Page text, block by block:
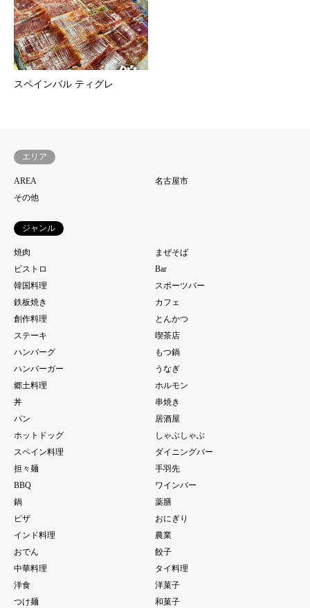
スペインバル ティグレ
エリア
AREA
名古屋市
その他
ジャンル
焼肉
まぜそば
ビストロ
Bar
韓国料理
スポーツバー
鉄板焼き
カフェ
創作料理
とんかつ
ステーキ
喫茶店
ハンバーグ
もつ鍋
ハンバーガー
うなぎ
郷土料理
ホルモン
丼
串焼き
パン
居酒屋
ホットドッグ
しゃぶしゃぶ
スペイン料理
ダイニングバー
担々麺
手羽先
BBQ
ワインバー
鍋
薬膳
ピザ
おにぎり
インド料理
農業
おでん
餃子
中華料理
タイ料理
洋食
洋菓子
つけ麺
和菓子